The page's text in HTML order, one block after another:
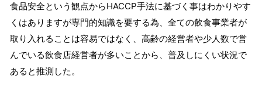
食品安全という観点からHACCP手法に基づく事はわかりやす
くはありますが専門的知識を要する為、全ての飲食事業者が
取り入れることは容易ではなく、高齢の経営者や少人数で営
んでいる飲食店経営者が多いことから、普及しにくい状況で
あると推測した。